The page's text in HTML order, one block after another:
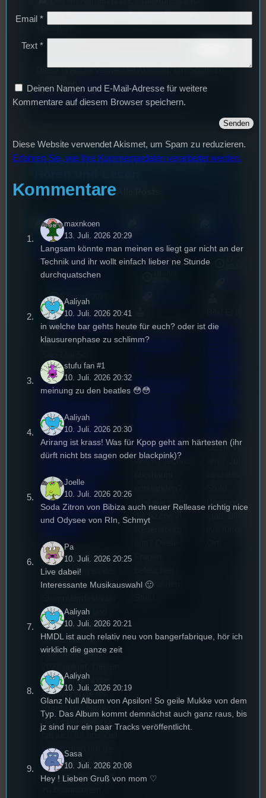
weitere Kommentare auf diesem Browser
speichern.
Diese Website verwendet Akismet, um Spam zu
reduzieren.
Erfahren Sie, wie Ihre
Kommentardaten verarbeitet werden.
Unsere neuesten Posts zum
mic Nach uns die
Ginflut
Festivals
Veranstaltungen
Nguyen
44.
mwoche
2026: Ein
Interview
mit der
Festivalle
iterin
Die
Stummfilmwoche in
Regensburg ist das
älteste
Deutschland und
wurde auch mit
dem deutschen
Stummfilmpreis
Sommer geht das
Festival in die 44.
die Festivalleitung,
genommen um die
wichtigsten Fragen
rund um das Event
Tom Sawitzki
Techn
Kollekt
sburg
Wie ist Techno
Und wie sieht
die Szene in
Tom für den
Das
Letzte Woche
Email *
Text *
Deinen Namen und E-Mail-Adresse für weitere
Kommentare auf diesem Browser speichern.
Diese Website verwendet Akismet, um Spam zu reduzieren.
Erfahren Sie, wie Ihre Kommentardaten verarbeitet werden.
Kommentare
maxnkoen
13. Juli. 2026 20:29
Langsam könnte man meinen es liegt gar nicht an der
Technik und ihr wollt einfach lieber ne Stunde
durchquatschen
Aaliyah
10. Juli. 2026 20:41
in welche bar gehts heute für euch? oder ist die
klausurenphase zu schlimm?
stufu fan #1
10. Juli. 2026 20:32
meinung zu den beatles 😳😳
Aaliyah
10. Juli. 2026 20:30
Arirang ist krass! Was für Kpop geht am härtesten (ihr
dürft nicht bts sagen oder blackpink)?
Joelle
10. Juli. 2026 20:26
Soda Zitron von Bibiza auch neuer Rellease richtig nice
und Odysee von RIn, Schmyt
Pa
10. Juli. 2026 20:25
Live dabei!
Interessante Musikauswahl 🙂
Aaliyah
10. Juli. 2026 20:21
HMDL ist auch relativ neu von bangerfabrique, hör ich
wirklich die ganze zeit
Aaliyah
10. Juli. 2026 20:19
Glanz Null Album von Apsilon! So geile Mukke von dem
Typ. Das Album kommt demnächst auch ganz raus, bis
jz sind nur ein paar Tracks veröffentlicht.
Sasa
10. Juli. 2026 20:08
Hey ! Lieben Gruß von mom ♡